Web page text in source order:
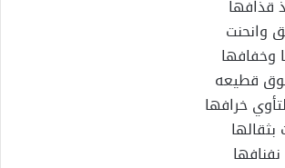
قذافها
وانحنت
وخفافها
قطيعه
خرافها
بثقالها